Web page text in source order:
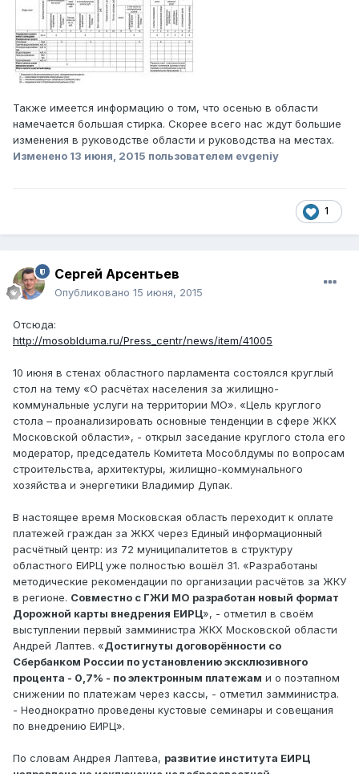
Также имеется информацию о том, что осенью в области
намечается большая стирка. Скорее всего нас ждут большие
изменения в руководстве области и руководства на местах.
Изменено 13 июня, 2015 пользователем evgeniy
1
Сергей Арсентьев
Опубликовано 15 июня, 2015
Отсюда:
http://mosoblduma.ru/Press_centr/news/item/41005
10 июня в стенах областного парламента состоялся круглый
стол на тему «О расчётах населения за жилищно-
коммунальные услуги на территории МО». «Цель круглого
стола – проанализировать основные тенденции в сфере ЖКХ
Московской области», - открыл заседание круглого стола его
модератор, председатель Комитета Мособлдумы по вопросам
строительства, архитектуры, жилищно-коммунального
хозяйства и энергетики Владимир Дупак.
В настоящее время Московская область переходит к оплате
платежей граждан за ЖКХ через Единый информационный
расчётный центр: из 72 муниципалитетов в структуру
областного ЕИРЦ уже полностью вошёл 31. «Разработаны
методические рекомендации по организации расчётов за ЖКУ
в регионе. Совместно с ГЖИ МО разработан новый формат
Дорожной карты внедрения ЕИРЦ», - отметил в своём
выступлении первый замминистра ЖКХ Московской области
Андрей Лаптев. «Достигнуты договорённости со
Сбербанком России по установлению эксклюзивного
процента - 0,7% - по электронным платежам и о поэтапном
снижении по платежам через кассы, - отметил замминистра.
- Неоднократно проведены кустовые семинары и совещания
по внедрению ЕИРЦ».
По словам Андрея Лаптева, развитие института ЕИРЦ